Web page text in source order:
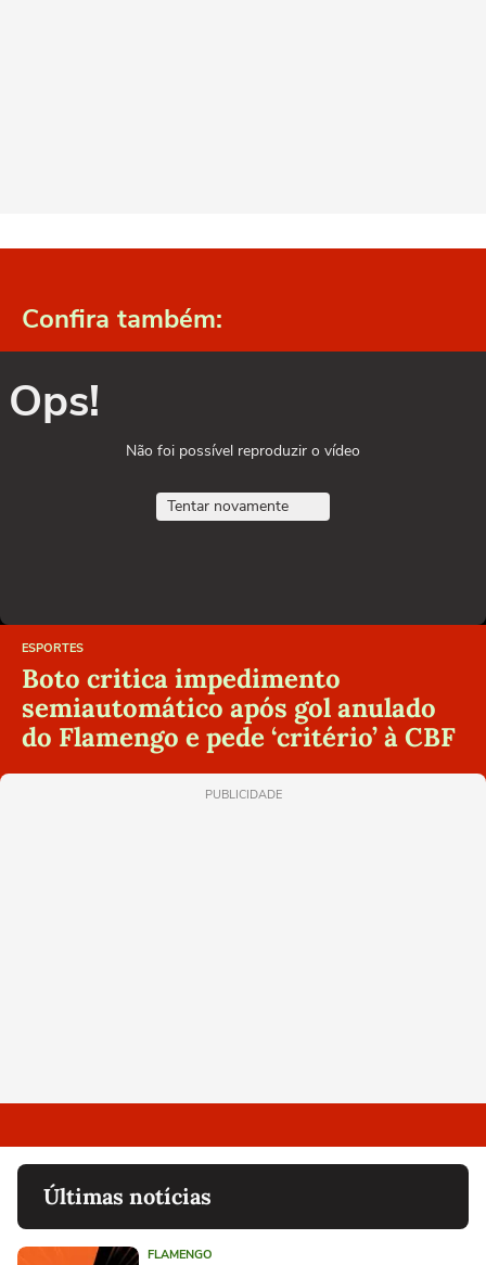
Confira também:
Ops!
Não foi possível reproduzir o vídeo
Tentar novamente
ESPORTES
Boto critica impedimento
semiautomático após gol anulado
do Flamengo e pede ‘critério’ à CBF
PUBLICIDADE
Últimas notícias
FLAMENGO